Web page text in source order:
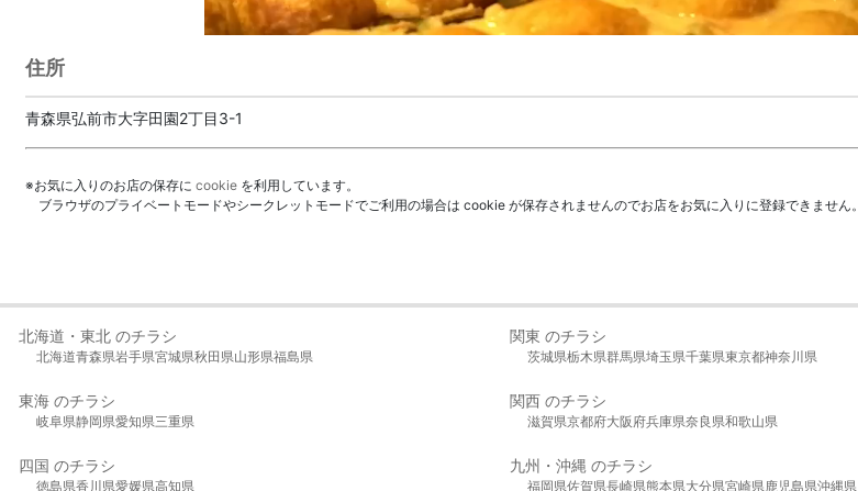
住所
青森県弘前市大字田園2丁目3-1
※お気に入りのお店の保存に cookie を利用しています。
ブラウザのプライベートモードやシークレットモードでご利用の場合は cookie が保存されませんのでお店をお気に入りに登録できません。
北海道・東北 のチラシ
北海道青森県岩手県宮城県秋田県山形県福島県
関東 のチラシ
茨城県栃木県群馬県埼玉県千葉県東京都神奈川県
東海 のチラシ
岐阜県静岡県愛知県三重県
関西 のチラシ
滋賀県京都府大阪府兵庫県奈良県和歌山県
四国 のチラシ
徳島県香川県愛媛県高知県
九州・沖縄 のチラシ
福岡県佐賀県長崎県熊本県大分県宮崎県鹿児島県沖縄県